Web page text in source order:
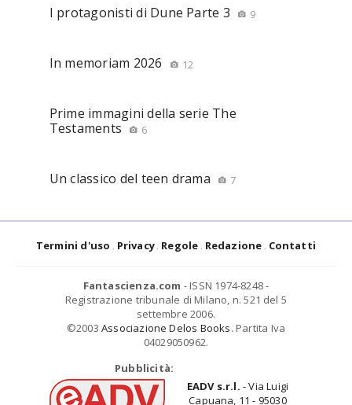
I protagonisti di Dune Parte 3 9
In memoriam 2026 12
Prime immagini della serie The
Testaments
6
Un classico del teen drama 7
Termini d'uso Privacy Regole Redazione Contatti
Fantascienza.com - ISSN 1974-8248 -
Registrazione tribunale di Milano, n. 521 del 5
settembre 2006.
©2003 Associazione Delos Books. Partita Iva
04029050962.
Pubblicità:
EADV s.r.l. - Via Luigi
Capuana, 11 - 95030